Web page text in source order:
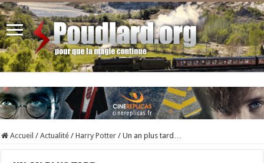
Accueil / Actualité / Harry Potter / Un an plus tard…